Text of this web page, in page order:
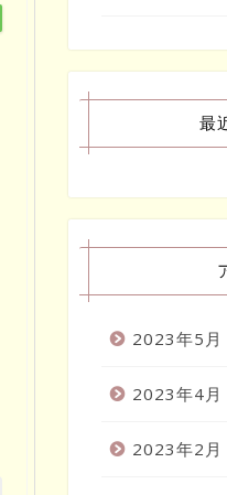
最
2023年5月
2023年4月
2023年2月